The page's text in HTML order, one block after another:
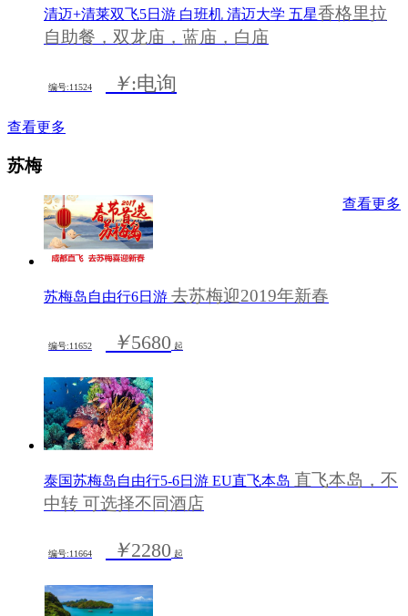
清迈+清莱双飞5日游 白班机 清迈大学 五星香格里拉
自助餐，双龙庙，蓝庙，白庙
编号:11524 ￥:电询
查看更多
苏梅
查看更多
苏梅岛自由行6日游 去苏梅迎2019年新春
编号:11652 ￥5680 起
泰国苏梅岛自由行5-6日游 EU直飞本岛 直飞本岛，不
中转 可选择不同酒店
编号:11664 ￥2280 起